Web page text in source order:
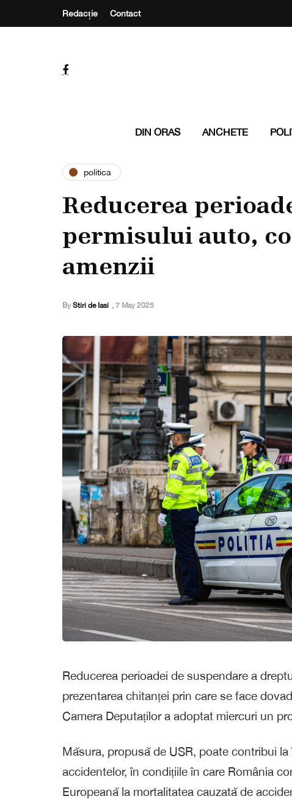
Redacție Contact
DIN ORAS ANCHETE
politica
Reducerea
permisului auto,
amenzii
By Stiri de Iasi , 7 May 2025
Reducerea perioadei de suspendare a
prezentarea chitanței prin care se face
Camera Deputaților a adoptat miercuri un
Măsura, propusă de USR, poate contribui
accidentelor, în condițiile în care România
Europeană la mortalitatea cauzată de